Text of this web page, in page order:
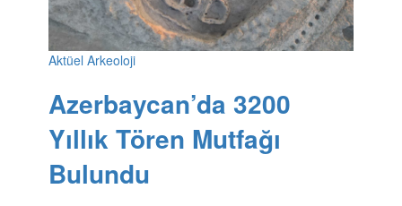
Aktüel Arkeoloji
Azerbaycan’da 3200
Yıllık Tören Mutfağı
Bulundu